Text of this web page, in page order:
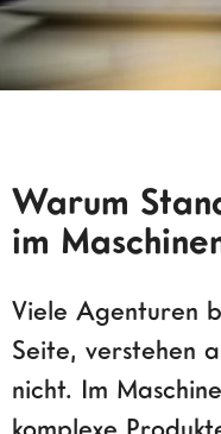
Warum
im
Viele Agenturen
Seite, verstehen
nicht. Im